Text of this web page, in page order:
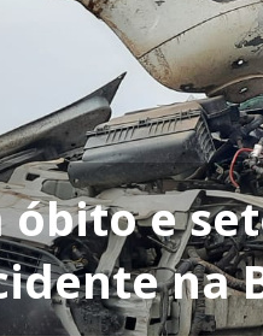
óbito e
na